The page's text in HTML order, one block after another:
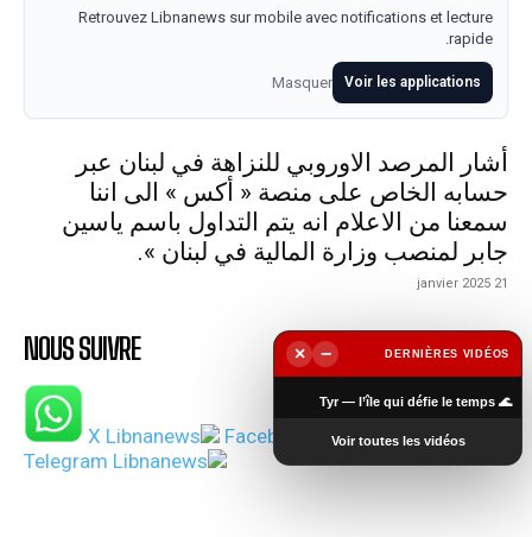
Retrouvez Libnanews sur mobile avec notifications et lecture
rapide.
Voir les applications
Masquer
أشار المرصد الاوروبي للنزاهة في لبنان عبر
حسابه الخاص على منصة « أكس » الى اننا
سمعنا من الاعلام انه يتم التداول باسم ياسين
جابر لمنصب وزارة المالية في لبنان ».
21 janvier 2025
NOUS SUIVRE DERNIÈRES VIDÉOS
−
×
🌊 Tyr — l’île qui défie le temps
Voir toutes les vidéos